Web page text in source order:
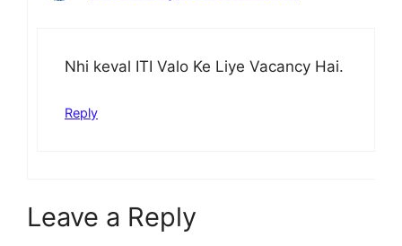
Nhi keval ITI Valo Ke Liye Vacancy Hai.
Reply
Leave a Reply